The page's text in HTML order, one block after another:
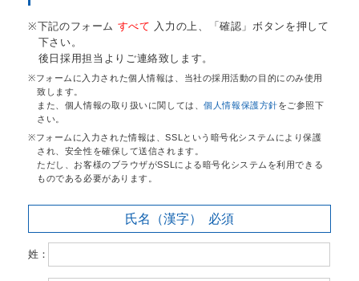
下記のフォーム すべて 入力の上、「確認」ボタンを押して
下さい。
後日採用担当よりご連絡致します。
フォームに入力された個人情報は、当社の採用活動の目的にのみ使用
致します。
また、個人情報の取り扱いに関しては、個人情報保護方針をご参照下
さい。
フォームに入力された情報は、SSLという暗号化システムにより保護
され、安全性を確保して送信されます。
ただし、お客様のブラウザがSSLによる暗号化システムを利用できる
ものである必要があります。
氏名（漢字） 必須
姓：